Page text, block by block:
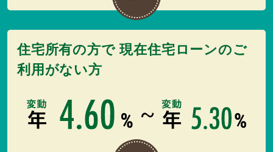
住宅所有の方で 現在住宅ローンのご
利用がない方